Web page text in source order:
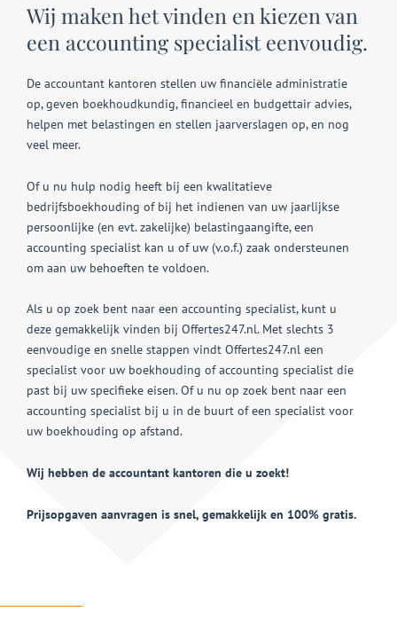
Wij maken het vinden en kiezen van
een accounting specialist eenvoudig.
De accountant kantoren stellen uw financiële administratie
op, geven boekhoudkundig, financieel en budgettair advies,
helpen met belastingen en stellen jaarverslagen op, en nog
veel meer.
Of u nu hulp nodig heeft bij een kwalitatieve
bedrijfsboekhouding of bij het indienen van uw jaarlijkse
persoonlijke (en evt. zakelijke) belastingaangifte, een
accounting specialist kan u of uw (v.o.f.) zaak ondersteunen
om aan uw behoeften te voldoen.
Als u op zoek bent naar een accounting specialist, kunt u
deze gemakkelijk vinden bij Offertes247.nl. Met slechts 3
eenvoudige en snelle stappen vindt Offertes247.nl een
specialist voor uw boekhouding of accounting specialist die
past bij uw specifieke eisen. Of u nu op zoek bent naar een
accounting specialist bij u in de buurt of een specialist voor
uw boekhouding op afstand.
Wij hebben de accountant kantoren die u zoekt!
Prijsopgaven aanvragen is snel, gemakkelijk en 100% gratis.